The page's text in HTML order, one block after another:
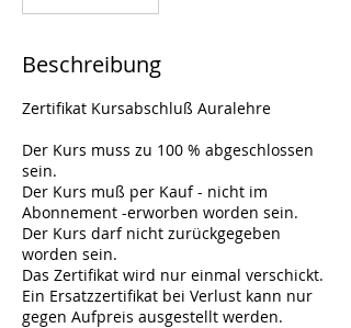
Beschreibung
Zertifikat Kursabschluß Auralehre
Der Kurs muss zu 100 % abgeschlossen
sein.
Der Kurs muß per Kauf - nicht im
Abonnement -erworben worden sein.
Der Kurs darf nicht zurückgegeben
worden sein.
Das Zertifikat wird nur einmal verschickt.
Ein Ersatzzertifikat bei Verlust kann nur
gegen Aufpreis ausgestellt werden.